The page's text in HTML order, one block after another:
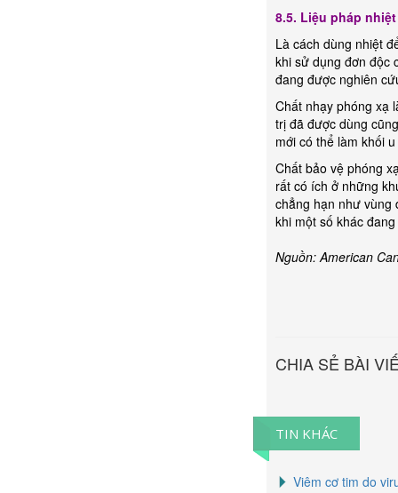
8.5. Liệu pháp
Là cách dùng nhiệt
khi sử dụng đơn độc
đang được nghiên
Chất nhạy phóng xạ
trị đã được dùng
mới có thể làm khối
Chất bảo vệ phóng
rất có ích ở những
chẳng hạn như vùng
khi một số khác
Nguồn: American
CHIA SẺ BÀI
TIN KHÁC
Viêm cơ tim do